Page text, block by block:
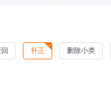
补正 删除小类